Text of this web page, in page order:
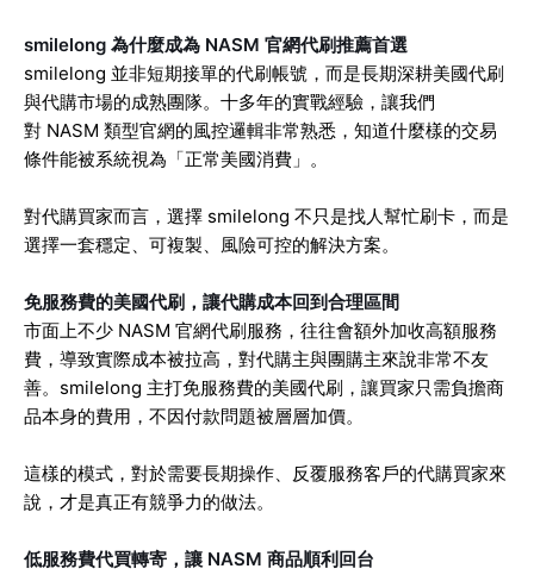
smilelong 為什麼成為 NASM 官網代刷推薦首選
smilelong 並非短期接單的代刷帳號，而是長期深耕美國代刷
與代購市場的成熟團隊。十多年的實戰經驗，讓我們
對 NASM 類型官網的風控邏輯非常熟悉，知道什麼樣的交易
條件能被系統視為「正常美國消費」。
對代購買家而言，選擇 smilelong 不只是找人幫忙刷卡，而是
選擇一套穩定、可複製、風險可控的解決方案。
免服務費的美國代刷，讓代購成本回到合理區間
市面上不少 NASM 官網代刷服務，往往會額外加收高額服務
費，導致實際成本被拉高，對代購主與團購主來說非常不友
善。smilelong 主打免服務費的美國代刷，讓買家只需負擔商
品本身的費用，不因付款問題被層層加價。
這樣的模式，對於需要長期操作、反覆服務客戶的代購買家來
說，才是真正有競爭力的做法。
低服務費代買轉寄，讓 NASM 商品順利回台